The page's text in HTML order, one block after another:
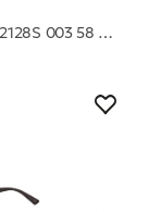
Gucci GG2128S 003 58 очки с/з